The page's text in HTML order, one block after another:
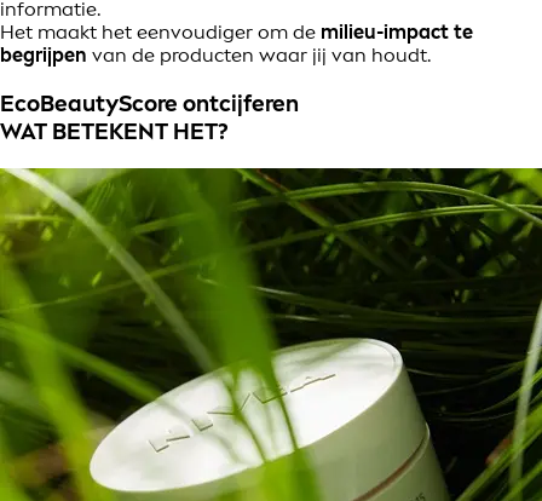
informatie.
Het maakt het eenvoudiger om de milieu-impact te
begrijpen van de producten waar jij van houdt.
EcoBeautyScore ontcijferen
WAT BETEKENT HET?